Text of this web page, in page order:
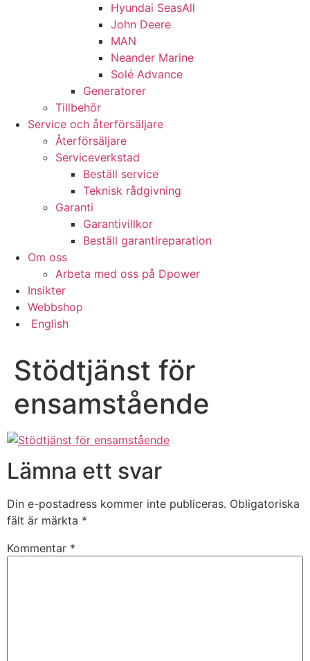
Hyundai SeasAll
John Deere
MAN
Neander Marine
Solé Advance
Generatorer
Tillbehör
Service och återförsäljare
Återförsäljare
Serviceverkstad
Beställ service
Teknisk rådgivning
Garanti
Garantivillkor
Beställ garantireparation
Om oss
Arbeta med oss på Dpower
Insikter
Webbshop
English
Stödtjänst för
ensamstående
Lämna ett svar
Din e-postadress kommer inte publiceras. Obligatoriska
fält är märkta *
Kommentar *
Marknadsföring
chansen att få se
personligt
anpassat innehåll
och erbjudanden.